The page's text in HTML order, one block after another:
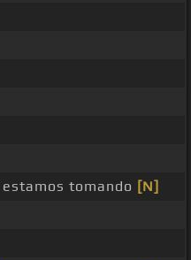
tomando [N]